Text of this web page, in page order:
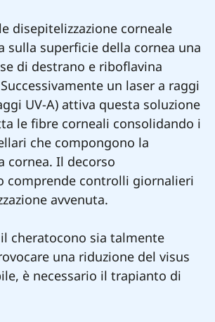
disepitelizzazione corneale
sulla superficie della cornea una
di destrano e riboflavina
un laser a raggi
UV-A) attiva questa soluzione
le fibre corneali consolidando i
che compongono la
cornea. Il decorso
comprende controlli giornalieri
avvenuta.
cheratocono sia talmente
una riduzione del visus
è necessario il trapianto di